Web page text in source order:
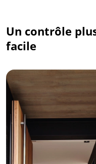
Un contrôle
facile